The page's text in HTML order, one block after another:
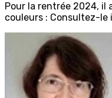
Pour la rentrée 2024, il
couleurs : Consultez-le